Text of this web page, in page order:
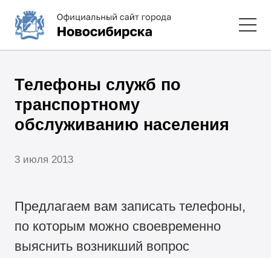
Телефоны служб по
транспортному
обслуживанию населения
3 июля 2013
Предлагаем вам записать телефоны,
по которым можно своевременно
выяснить возникший вопрос